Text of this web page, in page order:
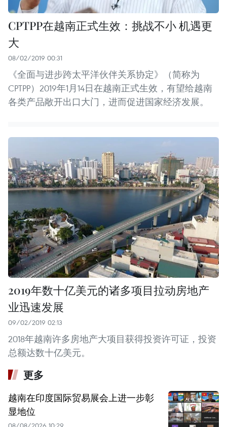
CPTPP在越南正式生效：挑战不小 机遇更
大
08/02/2019 00:31
《全面与进步跨太平洋伙伴关系协定》（简称为
CPTPP）2019年1月14日在越南正式生效，有望给越南
各类产品敞开出口大门，进而促进国家经济发展。
2019年数十亿美元的诸多项目拉动房地产
业迅速发展
09/02/2019 02:13
2018年越南许多房地产大项目获得投资许可证，投资
总额达数十亿美元。
更多
越南在印度国际贸易展会上进一步彰
显地位